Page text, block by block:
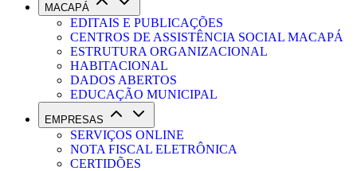
MACAPÁ
EDITAIS E PUBLICAÇÕES
CENTROS DE ASSISTÊNCIA SOCIAL MACAPÁ
ESTRUTURA ORGANIZACIONAL
HABITACIONAL
DADOS ABERTOS
EDUCAÇÃO MUNICIPAL
EMPRESAS
SERVIÇOS ONLINE
NOTA FISCAL ELETRÔNICA
CERTIDÕES